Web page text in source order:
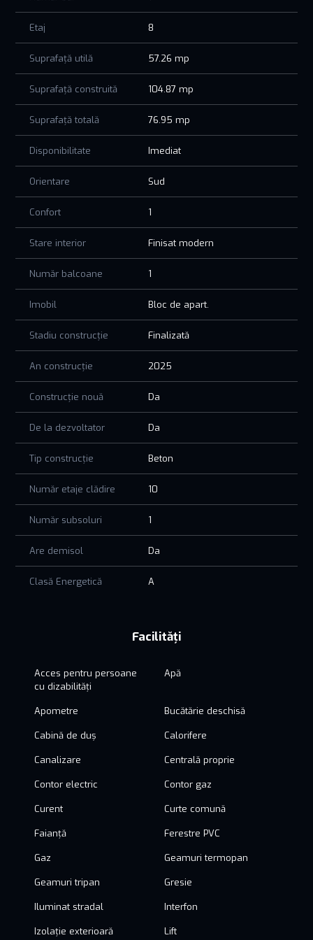
65 locuri de parcare disponibile
2 ascensoare moderne (capacitate 6–8 persoane)
Subsol dotat cu adăpost ALA și locuri de parcare
Spații comune finisate cu marmură naturală
Modalități de plată avantajoase: rate direct la dezvoltator,
Tomis Plus Celine Elegance – acasă în stilul pe care îl meriți.
Etaj 8
Suprafață utilă 57.26 mp
Suprafață construită 104.87 mp
Suprafață totală 76.95 mp
Disponibilitate Imediat
Orientare Sud
Confort 1
Stare interior Finisat modern
Număr balcoane 1
Imobil Bloc de apart.
Stadiu construcție Finalizată
An construcție 2025
Construcție nouă Da
De la dezvoltator Da
Tip construcție Beton
Număr etaje clădire 10
Număr subsoluri 1
Are demisol Da
Clasă Energetică A
Facilități
Acces pentru persoane
cu dizabilități
Apă
Apometre Bucătărie deschisă
Cabină de duș Calorifere
Canalizare Centrală proprie
Contor electric Contor gaz
Curent Curte comună
Faianță Ferestre PVC
Gaz Geamuri termopan
Geamuri tripan Gresie
Iluminat stradal Interfon
Izolație exterioară Lift